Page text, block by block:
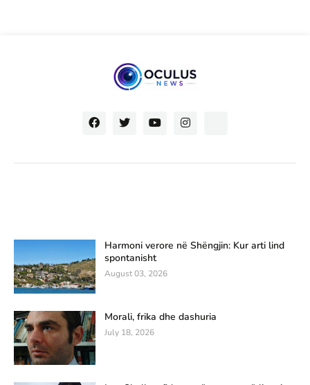
Harmoni verore në Shëngjin: Kur arti lind
spontanisht
August 03, 2026
Morali, frika dhe dashuria
July 18, 2026